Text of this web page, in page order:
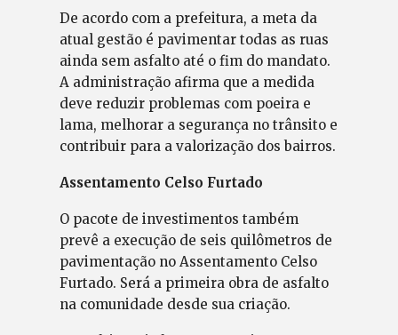
De acordo com a prefeitura, a meta da
atual gestão é pavimentar todas as ruas
ainda sem asfalto até o fim do mandato.
A administração afirma que a medida
deve reduzir problemas com poeira e
lama, melhorar a segurança no trânsito e
contribuir para a valorização dos bairros.
Assentamento Celso Furtado
O pacote de investimentos também
prevê a execução de seis quilômetros de
pavimentação no Assentamento Celso
Furtado. Será a primeira obra de asfalto
na comunidade desde sua criação.